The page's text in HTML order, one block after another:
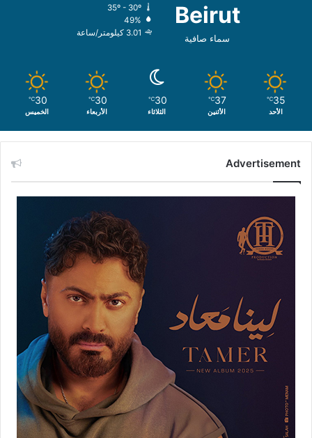
Beirut
سماء صافية
35º - 30º
49%
3.01 كيلومتر/ساعة
35
℃
الأحد
37
℃
الأثنين
30
℃
الثلاثاء
30
℃
الأربعاء
30
℃
الخميس
Advertisement